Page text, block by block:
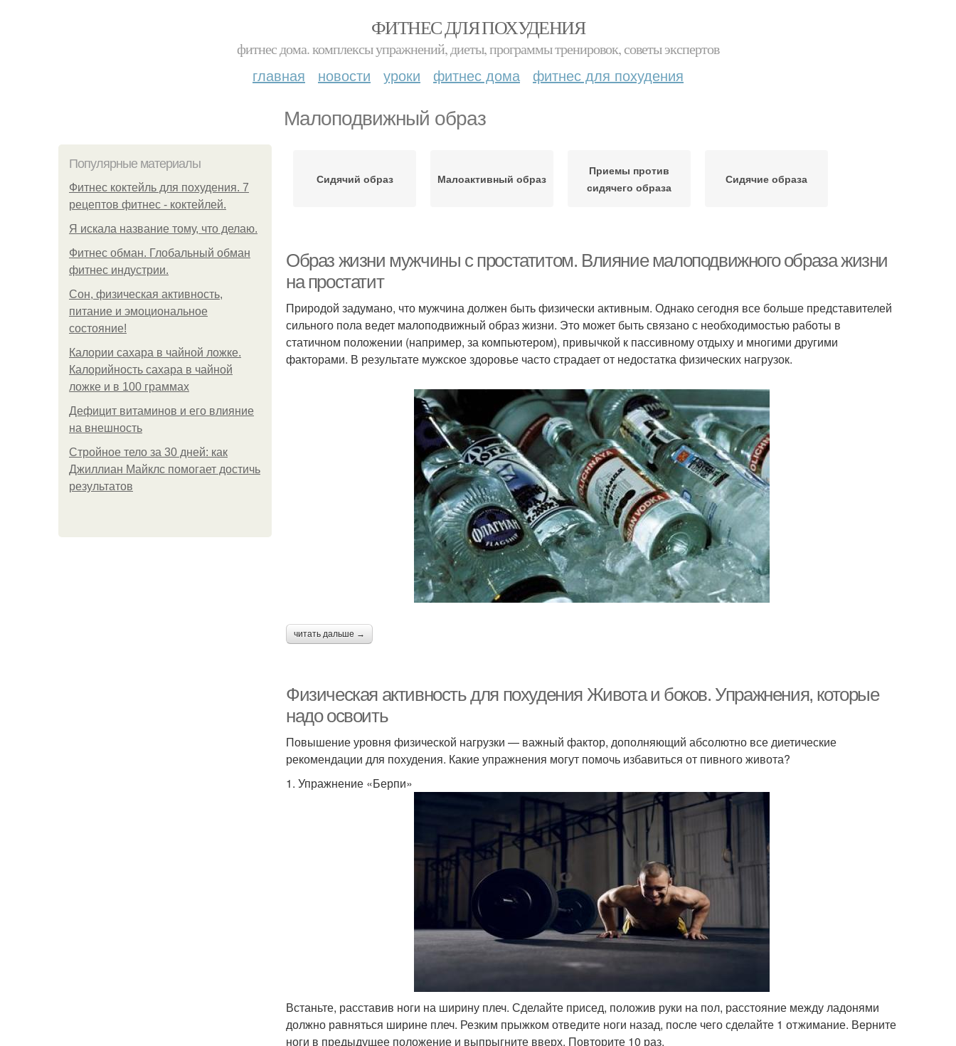
ФИТНЕС ДЛЯ ПОХУДЕНИЯ
фитнес дома. комплексы упражнений, диеты, программы тренировок, советы экспертов
главная новости уроки фитнес дома фитнес для похудения
Малоподвижный образ
Популярные материалы
Фитнес коктейль для похудения. 7
рецептов фитнес - коктейлей.
Я искала название тому, что делаю.
Фитнес обман. Глобальный обман
фитнес индустрии.
Сон, физическая активность,
питание и эмоциональное
состояние!
Калории сахара в чайной ложке.
Калорийность сахара в чайной
ложке и в 100 граммах
Дефицит витаминов и его влияние
на внешность
Стройное тело за 30 дней: как
Джиллиан Майклс помогает достичь
результатов
Сидячий образ Малоактивный образ
Приемы против
сидячего образа
Сидячие образа
Образ жизни мужчины с простатитом. Влияние малоподвижного образа жизни
на простатит
Природой задумано, что мужчина должен быть физически активным. Однако сегодня все больше представителей
сильного пола ведет малоподвижный образ жизни. Это может быть связано с необходимостью работы в
статичном положении (например, за компьютером), привычкой к пассивному отдыху и многими другими
факторами. В результате мужское здоровье часто страдает от недостатка физических нагрузок.
читать дальше →
Физическая активность для похудения Живота и боков. Упражнения, которые
надо освоить
Повышение уровня физической нагрузки — важный фактор, дополняющий абсолютно все диетические
рекомендации для похудения. Какие упражнения могут помочь избавиться от пивного живота?
1. Упражнение «Берпи»
Встаньте, расставив ноги на ширину плеч. Сделайте присед, положив руки на пол, расстояние между ладонями
должно равняться ширине плеч. Резким прыжком отведите ноги назад, после чего сделайте 1 отжимание. Верните
ноги в предыдущее положение и выпрыгните вверх. Повторите 10 раз.